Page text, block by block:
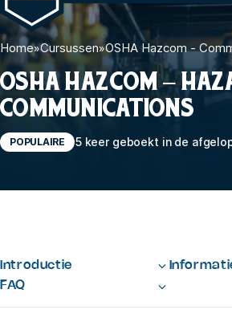
Home»Cursussen»OSHA Hazcom -
OSHA HAZCOM –
COMMUNICATIONS
POPULAIRE 5 keer geboekt in de
Introductie
FAQ